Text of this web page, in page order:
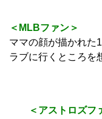
＜MLBファン＞
ママの顔が描かれた
ラブに行くところを
＜アストロズフ